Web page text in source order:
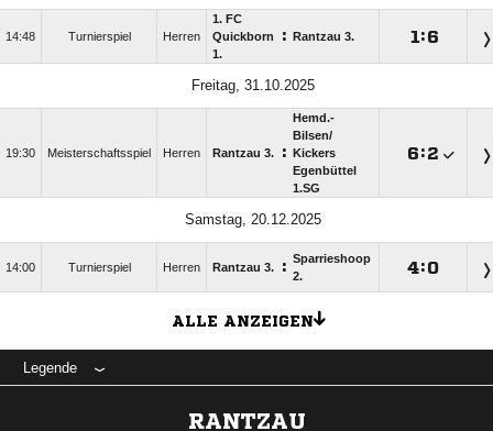
14:48 Turnierspiel Herren
1. FC
Quickborn
1.
: Rantzau 3. :
Freitag, 31.10.2025
19:30 Meisterschaftsspiel Herren Rantzau 3. :
Hemd.-
Bilsen/​
Kickers
Egenbüttel
1.SG
:
Samstag, 20.12.2025
14:00 Turnierspiel Herren Rantzau 3. : Sparrieshoop
2.
:
ALLE ANZEIGEN
Legende
RANTZAU